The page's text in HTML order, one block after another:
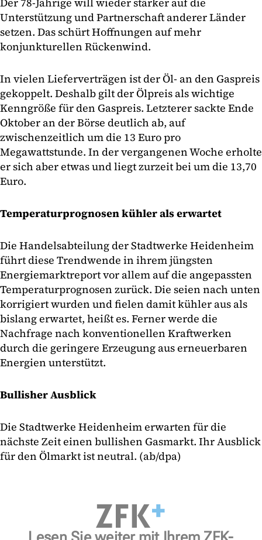
Unterstützung und Partnerschaft anderer Länder
setzen. Das schürt Hoffnungen auf mehr
konjunkturellen Rückenwind.
In vielen Lieferverträgen ist der Öl- an den Gaspreis
gekoppelt. Deshalb gilt der Ölpreis als wichtige
Kenngröße für den Gaspreis. Letzterer sackte Ende
Oktober an der Börse deutlich ab, auf
zwischenzeitlich um die 13 Euro pro
Megawattstunde. In der vergangenen Woche erholte
er sich aber etwas und liegt zurzeit bei um die 13,70
Euro.
Temperaturprognosen kühler als erwartet
Die Handelsabteilung der Stadtwerke Heidenheim
führt diese Trendwende in ihrem jüngsten
Energiemarktreport vor allem auf die angepassten
Temperaturprognosen zurück. Die seien nach unten
korrigiert wurden und fielen damit kühler aus als
bislang erwartet, heißt es. Ferner werde die
Nachfrage nach konventionellen Kraftwerken
durch die geringere Erzeugung aus erneuerbaren
Energien unterstützt.
Bullisher Ausblick
Die Stadtwerke Heidenheim erwarten für die
nächste Zeit einen bullishen Gasmarkt. Ihr Ausblick
für den Ölmarkt ist neutral. (ab/dpa)